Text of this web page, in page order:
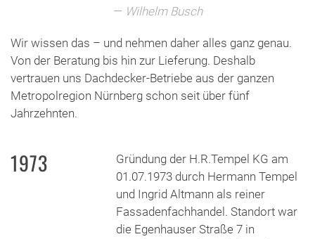
Wilhelm Busch
Wir wissen das – und nehmen daher alles ganz genau.
Von der Beratung bis hin zur Lieferung. Deshalb
vertrauen uns Dachdecker-Betriebe aus der ganzen
Metropolregion Nürnberg schon seit über fünf
Jahrzehnten.
1973
Gründung der H.R.Tempel KG am
01.07.1973 durch Hermann Tempel
und Ingrid Altmann als reiner
Fassadenfachhandel. Standort war
die Egenhauser Straße 7 in